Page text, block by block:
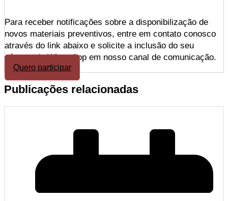
Para receber notificações sobre a disponibilização de
novos materiais preventivos, entre em contato conosco
através do link abaixo e solicite a inclusão do seu
número de WhatsApp em nosso canal de comunicação.
Quero participar
Publicações relacionadas